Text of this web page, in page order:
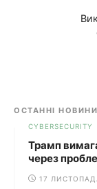
ОСТАННІ НОВИНИ
CYBERSECURITY
Трамп
через
17